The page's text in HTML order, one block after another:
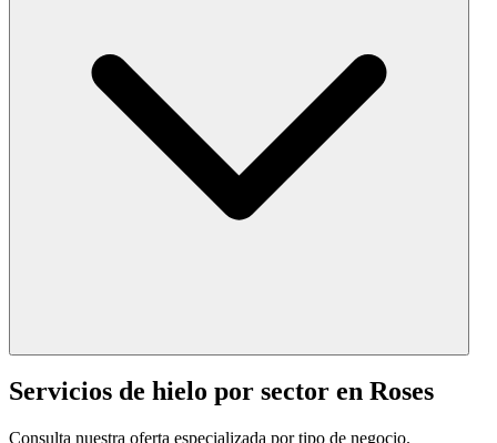
Servicios de hielo por sector en Roses
Consulta nuestra oferta especializada por tipo de negocio.